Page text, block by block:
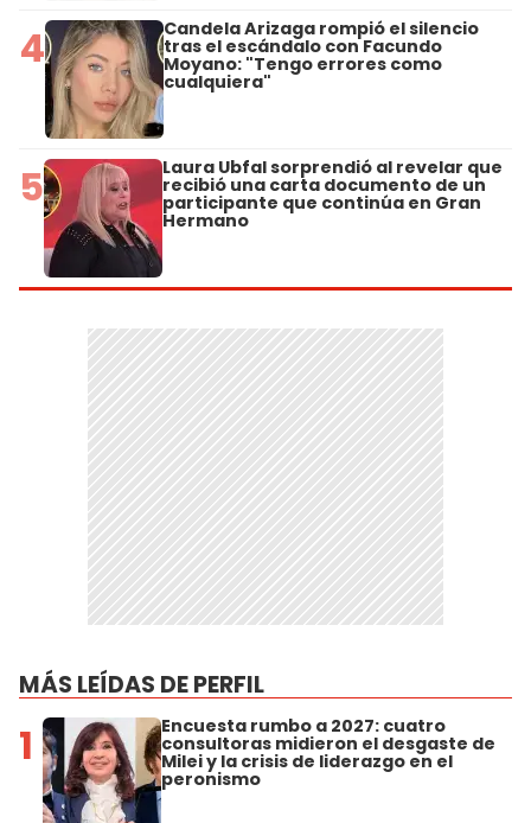
4 Candela Arizaga rompió el silencio
tras el escándalo con Facundo
Moyano: "Tengo errores como
cualquiera"
5 Laura Ubfal sorprendió al revelar que
recibió una carta documento de un
participante que continúa en Gran
Hermano
MÁS LEÍDAS DE PERFIL
1 Encuesta rumbo a 2027: cuatro
consultoras midieron el desgaste de
Milei y la crisis de liderazgo en el
peronismo